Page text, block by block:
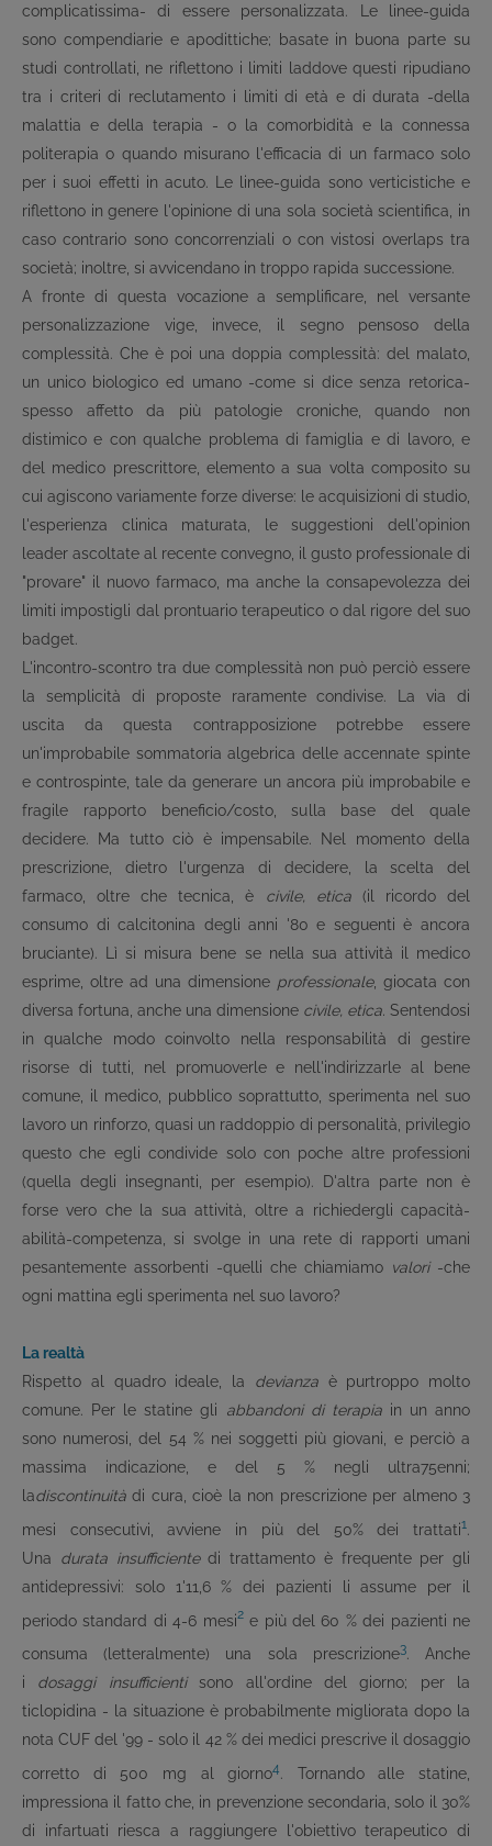
complicatissima- di essere personalizzata. Le linee-guida
sono compendiarie e apodittiche; basate in buona parte su
studi controllati, ne riflettono i limiti laddove questi ripudiano
tra i criteri di reclutamento i limiti di età e di durata -della
malattia e della terapia - o la comorbidità e la connessa
politerapia o quando misurano l'efficacia di un farmaco solo
per i suoi effetti in acuto. Le linee-guida sono verticistiche e
riflettono in genere l'opinione di una sola società scientifica, in
caso contrario sono concorrenziali o con vistosi overlaps tra
società; inoltre, si avvicendano in troppo rapida successione.
A fronte di questa vocazione a semplificare, nel versante
personalizzazione vige, invece, il segno pensoso della
complessità. Che è poi una doppia complessità: del malato,
un unico biologico ed umano -come si dice senza retorica-
spesso affetto da più patologie croniche, quando non
distimico e con qualche problema di famiglia e di lavoro, e
del medico prescrittore, elemento a sua volta composito su
cui agiscono variamente forze diverse: le acquisizioni di studio,
l'esperienza clinica maturata, le suggestioni dell'opinion
leader ascoltate al recente convegno, il gusto professionale di
"provare" il nuovo farmaco, ma anche la consapevolezza dei
limiti impostigli dal prontuario terapeutico o dal rigore del suo
badget.
L'incontro-scontro tra due complessità non può perciò essere
la semplicità di proposte raramente condivise. La via di
uscita da questa contrapposizione potrebbe essere
un'improbabile sommatoria algebrica delle accennate spinte
e controspinte, tale da generare un ancora più improbabile e
fragile rapporto beneficio/costo, sulla base del quale
decidere. Ma tutto ciò è impensabile. Nel momento della
prescrizione, dietro l'urgenza di decidere, la scelta del
farmaco, oltre che tecnica, è civile, etica (il ricordo del
consumo di calcitonina degli anni '80 e seguenti è ancora
bruciante). Lì si misura bene se nella sua attività il medico
esprime, oltre ad una dimensione professionale, giocata con
diversa fortuna, anche una dimensione civile, etica. Sentendosi
in qualche modo coinvolto nella responsabilità di gestire
risorse di tutti, nel promuoverle e nell'indirizzarle al bene
comune, il medico, pubblico soprattutto, sperimenta nel suo
lavoro un rinforzo, quasi un raddoppio di personalità, privilegio
questo che egli condivide solo con poche altre professioni
(quella degli insegnanti, per esempio). D'altra parte non è
forse vero che la sua attività, oltre a richiedergli capacità-
abilità-competenza, si svolge in una rete di rapporti umani
pesantemente assorbenti -quelli che chiamiamo valori -che
ogni mattina egli sperimenta nel suo lavoro?
La realtà
Rispetto al quadro ideale, la devianza è purtroppo molto
comune. Per le statine gli abbandoni di terapia in un anno
sono numerosi, del 54 % nei soggetti più giovani, e perciò a
massima indicazione, e del 5 % negli ultra75enni;
ladiscontinuitàdi cura, cioè la non prescrizione per almeno 3
mesi consecutivi, avviene in più del 50% dei trattati1.
Una durata insufficientedi trattamento è frequente per gli
antidepressivi: solo 1'11,6 % dei pazienti li assume per il
periodo standard di 4-6 mesi2e più del 60 % dei pazienti ne
consuma (letteralmente) una sola prescrizione3. Anche
i dosaggi insufficientisono all'ordine del giorno; per la
ticlopidina - la situazione è probabilmente migliorata dopo la
nota CUF del '99 - solo il 42 % dei medici prescrive il dosaggio
corretto di 500 mg al giorno4. Tornando alle statine,
impressiona il fatto che, in prevenzione secondaria, solo il 30%
di infartuati riesca a raggiungere l'obiettivo terapeutico di